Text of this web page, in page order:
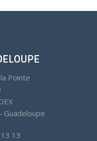
Pointe
Guadeloupe
13